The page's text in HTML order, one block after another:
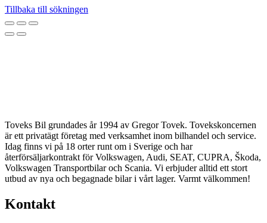
Tillbaka till sökningen
Toveks Bil grundades år 1994 av Gregor Tovek. Tovekskoncernen
är ett privatägt företag med verksamhet inom bilhandel och service.
Idag finns vi på 18 orter runt om i Sverige och har
återförsäljarkontrakt för Volkswagen, Audi, SEAT, CUPRA, Škoda,
Volkswagen Transportbilar och Scania. Vi erbjuder alltid ett stort
utbud av nya och begagnade bilar i vårt lager. Varmt välkommen!
Kontakt